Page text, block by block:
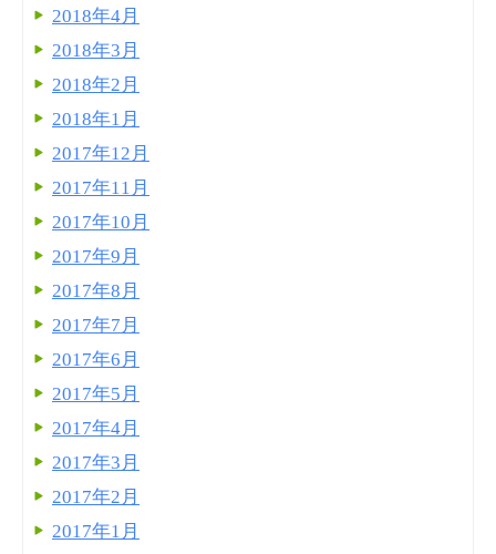
2018年4月
2018年3月
2018年2月
2018年1月
2017年12月
2017年11月
2017年10月
2017年9月
2017年8月
2017年7月
2017年6月
2017年5月
2017年4月
2017年3月
2017年2月
2017年1月